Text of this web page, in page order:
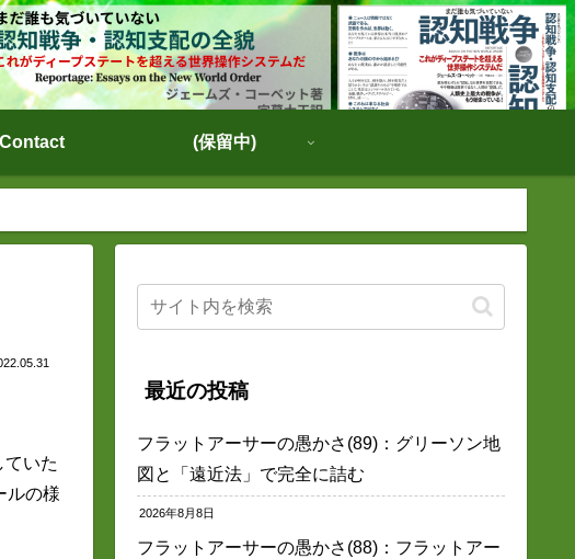
Contact (保留中)
いた
ルの様
最近の投稿
フラットアーサーの愚かさ(89)：グリーソン地
図と「遠近法」で完全に詰む
2026年8月8日
フラットアーサーの愚かさ(88)：フラットアー